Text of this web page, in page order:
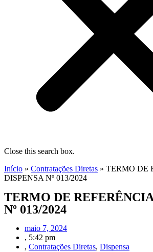
Close this search box.
Início » Contratações Diretas » TERMO DE
DISPENSA Nº 013/2024
TERMO DE
Nº 013/2024
maio 7, 2024
, 5:42 pm
, Contratações Diretas, Dispensa